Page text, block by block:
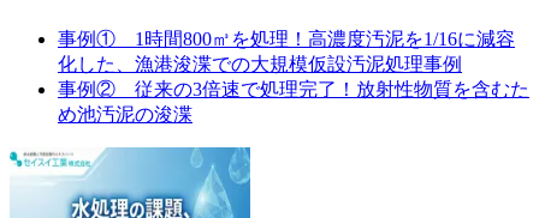
事例① 1時間800㎥を処理！高濃度汚泥を1/16に減容
化した、漁港浚渫での大規模仮設汚泥処理事例
事例② 従来の3倍速で処理完了！放射性物質を含むた
め池汚泥の浚渫